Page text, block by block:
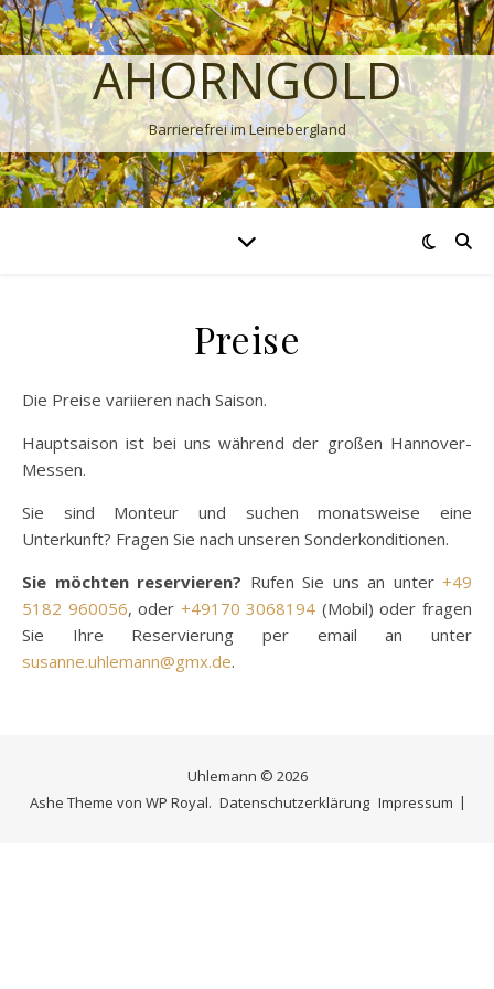
AHORNGOLD
Barrierefrei im Leinebergland
Preise
Die Preise variieren nach Saison.
Hauptsaison ist bei uns während der großen Hannover-
Messen.
Sie sind Monteur und suchen monatsweise eine
Unterkunft? Fragen Sie nach unseren Sonderkonditionen.
Sie möchten reservieren? Rufen Sie uns an unter +49
5182 960056, oder +49170 3068194 (Mobil) oder fragen
Sie Ihre Reservierung per email an unter
susanne.uhlemann@gmx.de.
Uhlemann © 2026
Datenschutzerklärung Impressum
Ashe Theme von WP Royal.